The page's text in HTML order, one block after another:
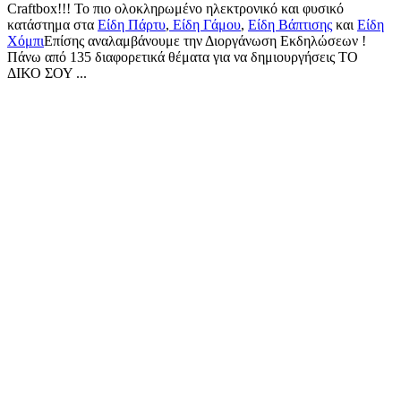
Craftbox!!! Το πιο ολοκληρωμένο ηλεκτρονικό και φυσικό
κατάστημα στα Είδη Πάρτυ, Είδη Γάμου, Είδη Βάπτισης καιΕίδη
ΧόμπιΕπίσης αναλαμβάνουμε την Διοργάνωση Εκδηλώσεων !
Πάνω από 135 διαφορετικά θέματα για να δημιουργήσεις ΤΟ
ΔΙΚΟ ΣΟΥ ...